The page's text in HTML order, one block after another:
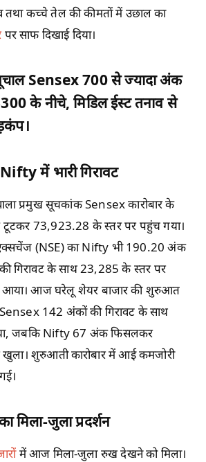
तथा कच्चे तेल की कीमतों में उछाल का
पर साफ दिखाई दिया।
Sensex 700 से ज्यादा अंक
के नीचे, मिडिल ईस्ट तनाव से
में भारी गिरावट
प्रमुख सूचकांक Sensex कारोबार के
73,923.28 के स्तर पर पहुंच गया।
(NSE) का Nifty भी 190.20 अंक
गिरावट के साथ 23,285 के स्तर पर
आया। आज घरेलू शेयर बाजार की शुरुआत
Sensex 142 अंकों की गिरावट के साथ
जबकि Nifty 67 अंक फिसलकर
शुरुआती कारोबार में आई कमजोरी
मिला-जुला प्रदर्शन
में आज मिला-जुला रुख देखने को मिला।